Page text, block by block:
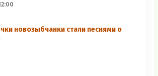
новозыбчанки стали песнями о